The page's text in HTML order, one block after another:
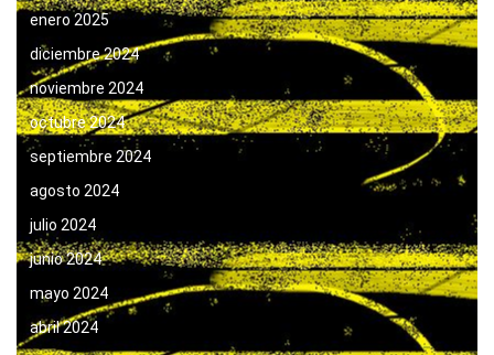
enero 2025
diciembre 2024
noviembre 2024
octubre 2024
septiembre 2024
agosto 2024
julio 2024
junio 2024
mayo 2024
abril 2024